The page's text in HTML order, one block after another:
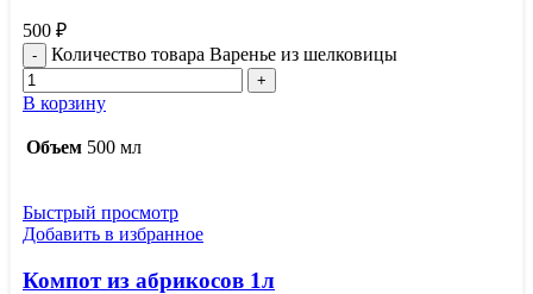
500 ₽
Количество товара Варенье из шелковицы
В корзину
Объем 500 мл
Быстрый просмотр
Добавить в избранное
Компот из абрикосов 1л